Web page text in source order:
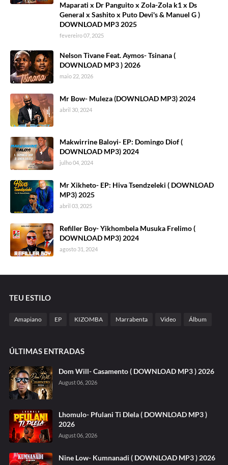
Maparati x Dr Panguito x Zola-Zola k1 x Ds
General x Sashito x Puto Devi's & Manuel G )
DOWNLOAD MP3 2025
fevereiro 07, 2025
Nelson Tivane Feat. Aymos- Tsinana (
DOWNLOAD MP3 ) 2026
maio 22, 2026
Mr Bow- Muleza (DOWNLOAD MP3) 2024
abril 30, 2024
Makwirrine Baloyi- EP: Domingo Diof (
DOWNLOAD MP3) 2024
julho 04, 2024
Mr Xikheto- EP: Hiva Tsendzeleki ( DOWNLOAD
MP3) 2025
abril 03, 2025
Refiller Boy- Yikhombela Musuka Frelimo (
DOWNLOAD MP3) 2024
agosto 31, 2024
TEU ESTILO
Amapiano EP KIZOMBA Marrabenta Video Álbum
ÚLTIMAS ENTRADAS
Dom Will- Casamento ( DOWNLOAD MP3 ) 2026
August 06, 2026
Lhomulo- Pfulani Ti Dlela ( DOWNLOAD MP3 )
2026
August 06, 2026
Nine Low- Kumnanadi ( DOWNLOAD MP3 ) 2026